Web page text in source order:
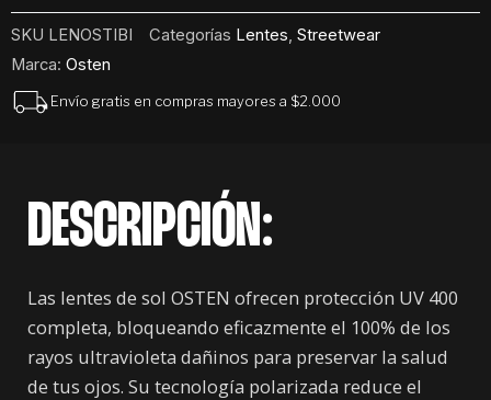
SKU LENOSTIBI Categorías Lentes, Streetwear
Marca: Osten
Envío gratis en compras mayores a $2.000
DESCRIPCIÓN:
Las lentes de sol OSTEN ofrecen protección UV 400
completa, bloqueando eficazmente el 100% de los
rayos ultravioleta dañinos para preservar la salud
de tus ojos. Su tecnología polarizada reduce el